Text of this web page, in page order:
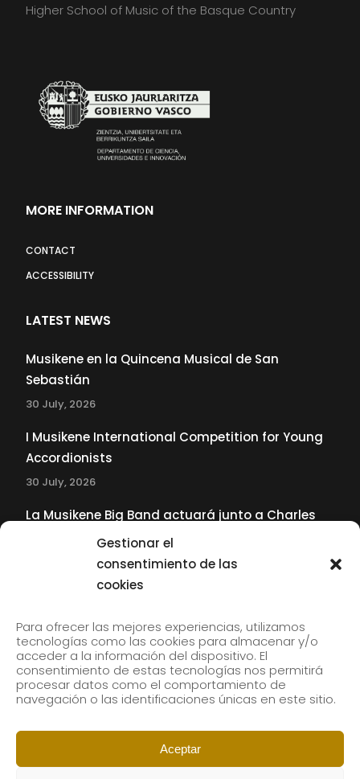
Gestionar el
consentimiento de las
cookies
Para ofrecer las mejores experiencias, utilizamos
tecnologías como las cookies para almacenar y/o
acceder a la información del dispositivo. El
consentimiento de estas tecnologías nos permitirá
procesar datos como el comportamiento de
navegación o las identificaciones únicas en este sitio.
Aceptar
Higher School of Music of the Basque Country
MORE INFORMATION
CONTACT
ACCESSIBILITY
LATEST NEWS
Musikene en la Quincena Musical de San
Sebastián
30 July, 2026
I Musikene International Competition for Young
Accordionists
30 July, 2026
La Musikene Big Band actuará junto a Charles
Tolliver en el 61 Jazzaldia
Subscribe to our newsletter to receive our news by
email.